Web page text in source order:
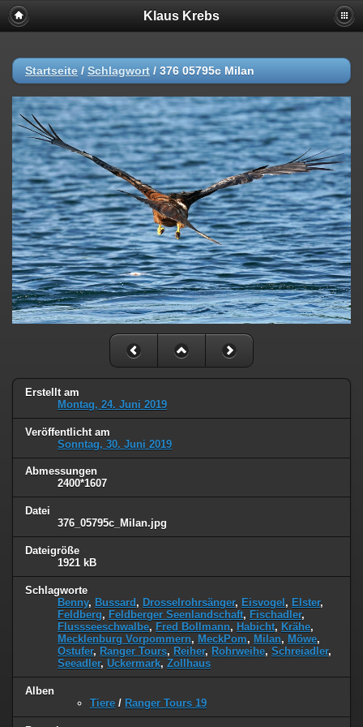
Klaus Krebs
Startseite / Schlagwort / 376 05795c Milan
Erstellt am
Montag, 24. Juni 2019
Veröffentlicht am
Sonntag, 30. Juni 2019
Abmessungen
2400*1607
Datei
376_05795c_Milan.jpg
Dateigröße
1921 kB
Schlagworte
Benny, Bussard , Drosselrohrsänger, Eisvogel , Elster,
Feldberg, Feldberger Seenlandschaft, Fischadler,
Flussseeschwalbe, Fred Bollmann, Habicht, Krähe,
Mecklenburg Vorpommern, MeckPom, Milan, Möwe,
Ostufer, Ranger Tours, Reiher, Rohrweihe, Schreiadler,
Seeadler, Uckermark, Zollhaus
Alben
Tiere / Ranger Tours 19